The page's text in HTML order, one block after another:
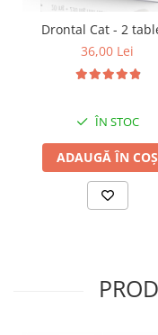
Drontal Cat - 2
36,00 Lei
ÎN STOC
ADAUGĂ ÎN COȘ